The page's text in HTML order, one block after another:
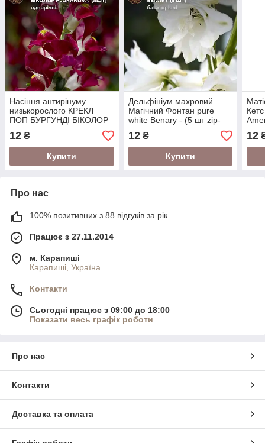
Насіння антирінуму
низькорослого КРЕКЛ
ПОП БУРГУНДІ БІКОЛОР
FLORANOVA - ( 5 шт zip-
пакет)
12 ₴
Купити
Дельфініум махровий
Магічний Фонтан pure
white Benary - (5 шт zip-
12₴
Купити
12
Про нас
100% позитивних з 88 відгуків за рік
Працює з 27.11.2014
м. Карапиші
Карапиші, Україна
Контакти
Сьогодні працює з 09:00 до 18:00
Показати весь графік роботи
Про нас
Контакти
Доставка та оплата